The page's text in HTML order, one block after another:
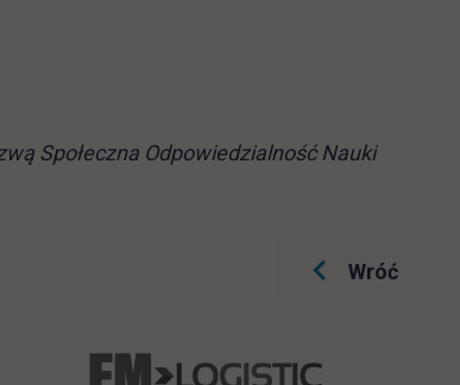
Społeczna Odpowiedzialność Nauki
Wróć